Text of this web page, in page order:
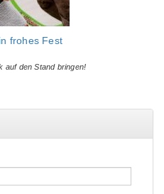
frohes Fest
auf den Stand bringen!